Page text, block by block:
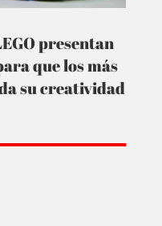
presentan
que los más
su creatividad